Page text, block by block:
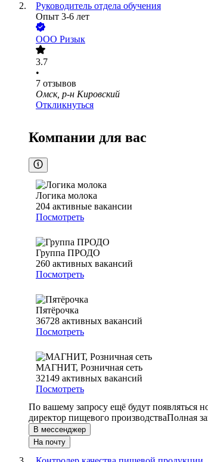
Руководитель отдела обучения
Опыт 3-6 лет
ООО Ризык
3.7
•
7 отзывов
Омск, р-н Кировский
Откликнуться
Компании для вас
Логика молока
204 активные вакансии
Посмотреть
Группа ПРОДО
260 активных вакансий
Посмотреть
Пятёрочка
36728 активных вакансий
Посмотреть
МАГНИТ, Розничная сеть
32149 активных вакансий
Посмотреть
По вашему запросу ещё будут появляться
директор пищевого производстваПолная
В мессенджер
На почту